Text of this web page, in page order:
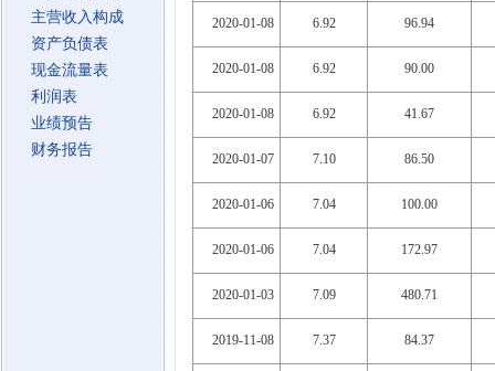
主营收入构成
资产负债表
现金流量表
利润表
业绩预告
财务报告
2020-01-08 6.92 96.94
2020-01-08 6.92 90.00
2020-01-08 6.92 41.67
2020-01-07 7.10 86.50
2020-01-06 7.04 100.00
2020-01-06 7.04 172.97
2020-01-03 7.09 480.71
2019-11-08 7.37 84.37